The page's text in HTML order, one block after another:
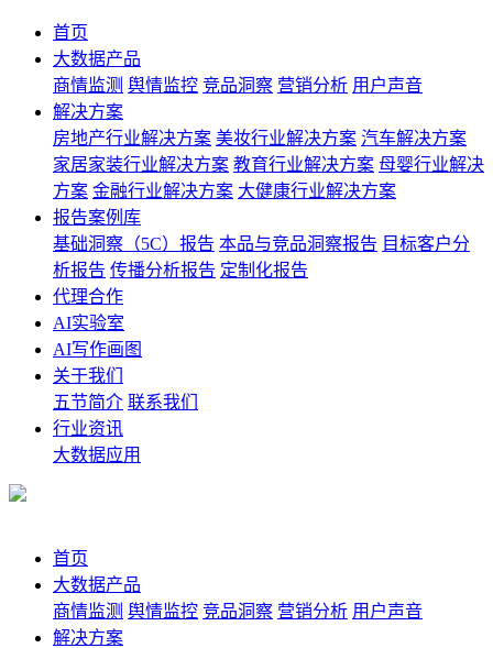
首页
大数据产品
商情监测 舆情监控 竞品洞察 营销分析 用户声音
解决方案
房地产行业解决方案 美妆行业解决方案 汽车解决方案
家居家装行业解决方案 教育行业解决方案 母婴行业解决
方案 金融行业解决方案 大健康行业解决方案
报告案例库
基础洞察（5C）报告 本品与竞品洞察报告 目标客户分
析报告 传播分析报告 定制化报告
代理合作
AI实验室
AI写作画图
关于我们
五节简介 联系我们
行业资讯
大数据应用
首页
大数据产品
商情监测 舆情监控 竞品洞察 营销分析 用户声音
解决方案